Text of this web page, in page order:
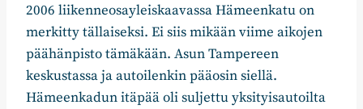
2006 liikenneosayleiskaavassa Hämeenkatu on
merkitty tällaiseksi. Ei siis mikään viime aikojen
päähänpisto tämäkään. Asun Tampereen
keskustassa ja autoilenkin pääosin siellä.
Hämeenkadun itäpää oli suljettu yksityisautoilta